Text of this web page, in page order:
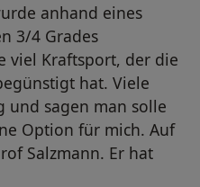
anhand eines
3/4 Grades
viel Kraftsport, der die
hat. Viele
und sagen man solle
Option für mich. Auf
Salzmann. Er hat